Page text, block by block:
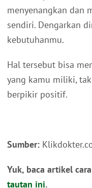
menyenangkan dan
sendiri. Dengarkan
kebutuhanmu.
Hal tersebut bisa
yang kamu miliki,
berpikir positif.
Sumber:
Yuk, baca artikel
tautan ini.